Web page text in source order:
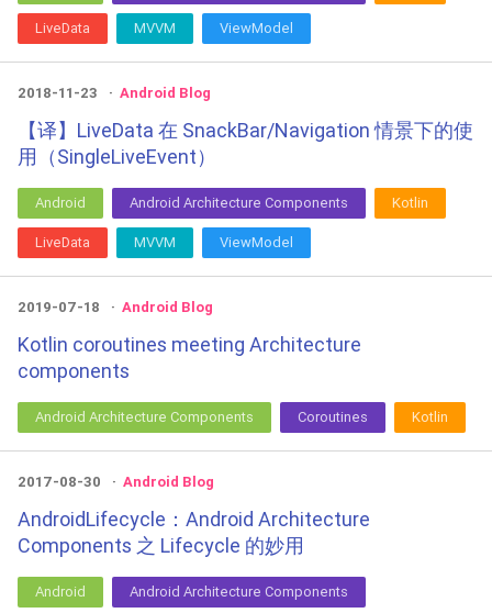
LiveData MVVM ViewModel
2018-11-23 Android Blog
【译】LiveData 在 SnackBar/Navigation 情景下的使
用（SingleLiveEvent）
Android Android Architecture Components Kotlin
LiveData MVVM ViewModel
2019-07-18 Android Blog
Kotlin coroutines meeting Architecture
components
Android Architecture Components Coroutines Kotlin
2017-08-30 Android Blog
AndroidLifecycle：Android Architecture
Components 之 Lifecycle 的妙用
Android Android Architecture Components